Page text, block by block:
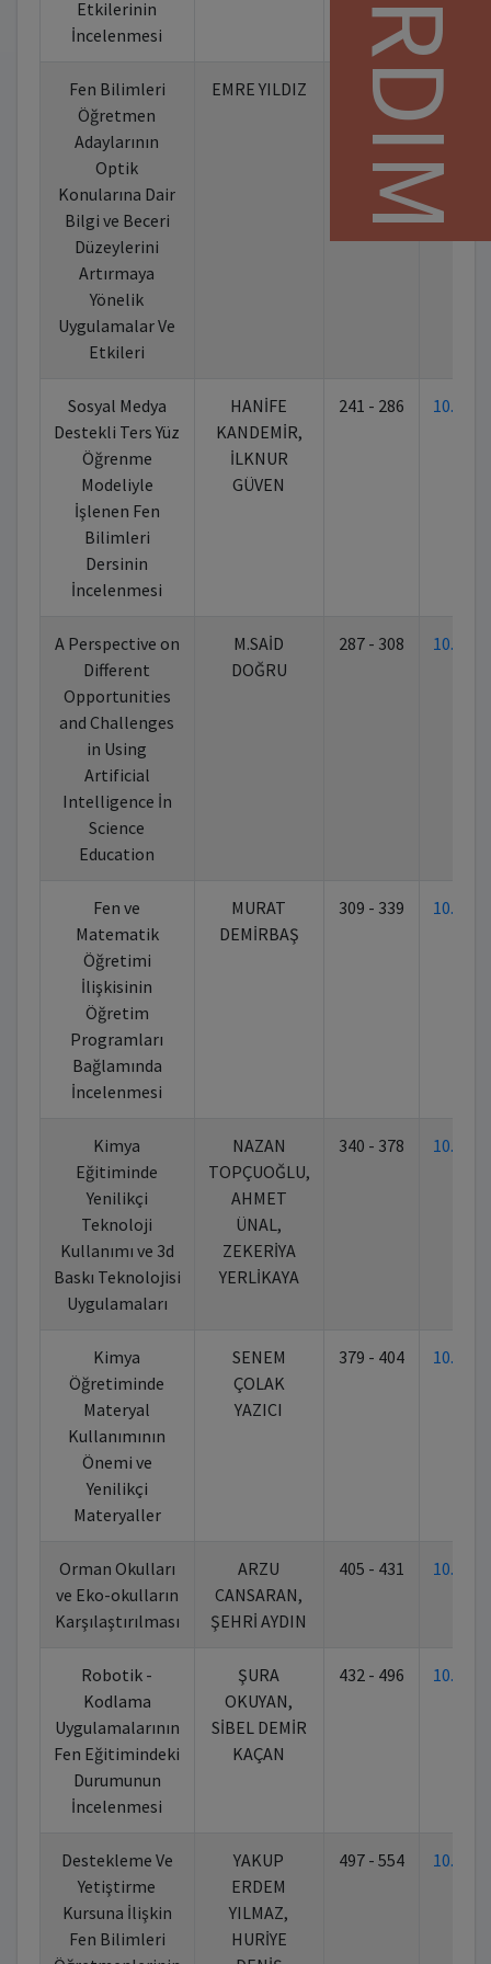
Etkilerinin
İncelenmesi
Fen Bilimleri
Öğretmen
Adaylarının
Optik
Konularına Dair
Bilgi ve Beceri
Düzeylerini
Artırmaya
Yönelik
Uygulamalar Ve
Etkileri
EMRE YILDIZ 164 - 240
Sosyal Medya
Destekli Ters Yüz
Öğrenme
Modeliyle
İşlenen Fen
Bilimleri
Dersinin
İncelenmesi
HANİFE
KANDEMİR,
İLKNUR
GÜVEN
241 - 286
A Perspective on
Different
Opportunities
and Challenges
in Using
Artificial
Intelligence İn
Science
Education
M.SAİD
DOĞRU
287 - 308
Fen ve
Matematik
Öğretimi
İlişkisinin
Öğretim
Programları
Bağlamında
İncelenmesi
MURAT
DEMİRBAŞ
309 - 339
Kimya
Eğitiminde
Yenilikçi
Teknoloji
Kullanımı ve 3d
Baskı Teknolojisi
Uygulamaları
NAZAN
TOPÇUOĞLU,
AHMET
ÜNAL,
ZEKERİYA
YERLİKAYA
340 - 378
Kimya
Öğretiminde
Materyal
Kullanımının
Önemi ve
Yenilikçi
Materyaller
SENEM
ÇOLAK
YAZICI
379 - 404
Orman Okulları
ve Eko-okulların
Karşılaştırılması
ARZU
CANSARAN,
ŞEHRİ AYDIN
405 - 431
Robotik -
Kodlama
Uygulamalarının
Fen Eğitimindeki
Durumunun
İncelenmesi
ŞURA
OKUYAN,
SİBEL DEMİR
KAÇAN
432 - 496
Destekleme Ve
Yetiştirme
Kursuna İlişkin
Fen Bilimleri
YAKUP
ERDEM
YILMAZ,
HURİYE
497 - 554